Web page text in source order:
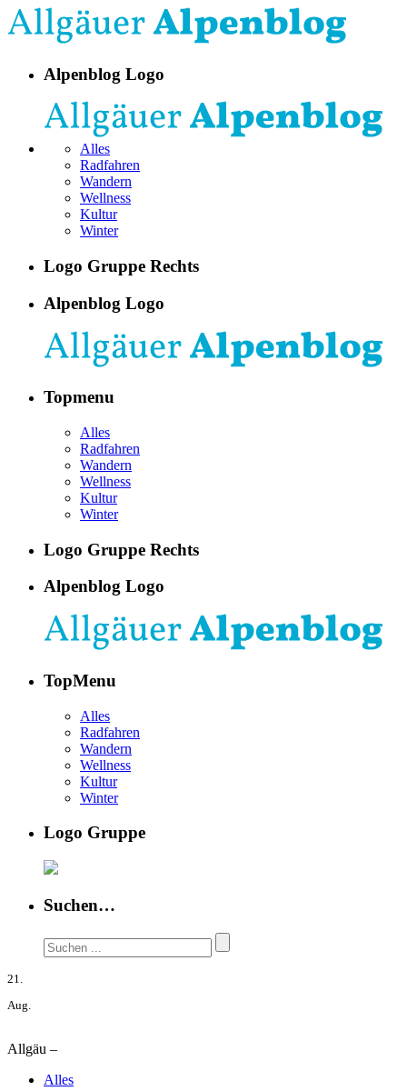
Alpenblog Logo
Alles
Radfahren
Wandern
Wellness
Kultur
Winter
Logo Gruppe Rechts
Alpenblog Logo
Topmenu
Alles
Radfahren
Wandern
Wellness
Kultur
Winter
Logo Gruppe Rechts
Alpenblog Logo
TopMenu
Alles
Radfahren
Wandern
Wellness
Kultur
Winter
Logo Gruppe
Suchen…
21.
Aug.
Allgäu –
Alles